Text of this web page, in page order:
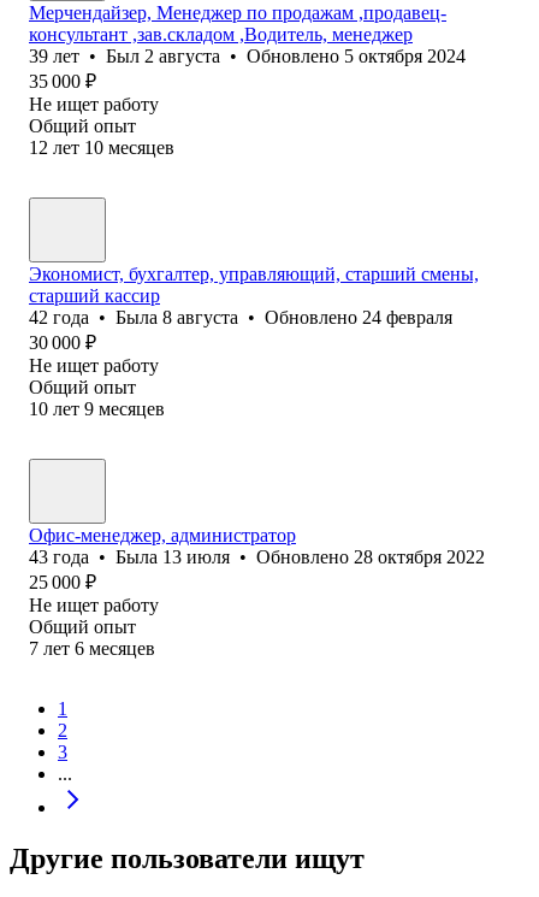
Мерчендайзер, Менеджер по продажам ,продавец-
консультант ,зав.складом ,Водитель, менеджер
39 лет • Был 2 августа • Обновлено 5 октября 2024
35 000 ₽
Не ищет работу
Общий опыт
12 лет 10 месяцев
Экономист, бухгалтер, управляющий, старший смены,
старший кассир
42 года • Была 8 августа • Обновлено 24 февраля
30 000 ₽
Не ищет работу
Общий опыт
10 лет 9 месяцев
Офис-менеджер, администратор
43 года • Была 13 июля • Обновлено 28 октября 2022
25 000 ₽
Не ищет работу
Общий опыт
7 лет 6 месяцев
1
2
3
...
Другие пользователи ищут